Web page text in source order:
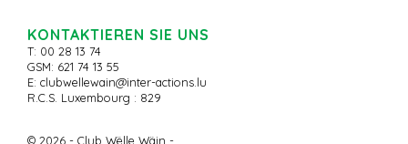
KONTAKTIEREN SIE UNS
T: 00 28 13 74
GSM: 621 74 13 55
E: clubwellewain@inter-actions.lu
R.C.S. Luxembourg : 829
© 2026 - Club Wëlle Wäin -